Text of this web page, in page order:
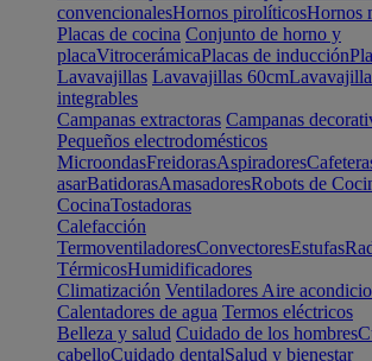
convencionalesHornos pirolíticosHornos
Placas de cocina Conjunto de horno y
placaVitrocerámicaPlacas de inducción
Lavavajillas Lavavajillas 60cm
integrables
Campanas extractoras Campanas
Pequeños electrodomésticos
MicroondasFreidorasAspiradores
asarBatidorasAmasadoresRobots de
CocinaTostadoras
Calefacción
TermoventiladoresConvectoresEstufas
TérmicosHumidificadores
Climatización Ventiladores Aire
Calentadores de agua Termos eléctricos
Belleza y salud Cuidado de los hombres
cabelloCuidado dentalSalud y bienestar